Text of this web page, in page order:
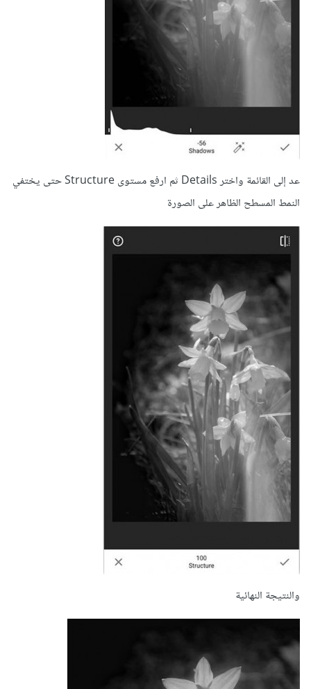
عد إلى القائمة واختر Details ثم ارفع مستوى Structure حتى يختفي
النمط المسطح الظاهر على الصورة
والنتيجة النهائية